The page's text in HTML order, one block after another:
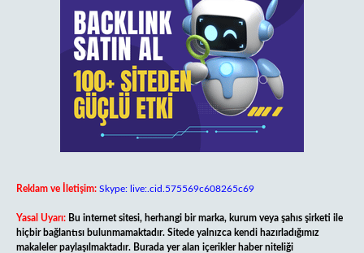
Reklam ve İletişim: Skype: live:.cid.575569c608265c69
Yasal Uyarı: Bu internet sitesi, herhangi bir marka, kurum veya şahıs şirketi ile
hiçbir bağlantısı bulunmamaktadır. Sitede yalnızca kendi hazırladığımız
makaleler paylaşılmaktadır. Burada yer alan içerikler haber niteliği